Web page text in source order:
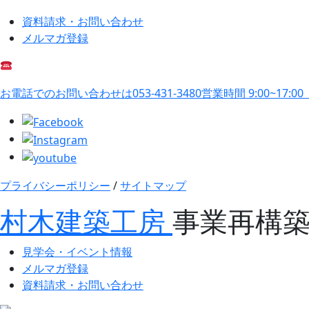
資料請求・お問い合わせ
メルマガ登録
お電話でのお問い合わせは053-431-3480営業時間 9:00~17:00
プライバシーポリシー /サイトマップ
村木建築工房 事業再構築
見学会・イベント情報
メルマガ登録
資料請求・お問い合わせ